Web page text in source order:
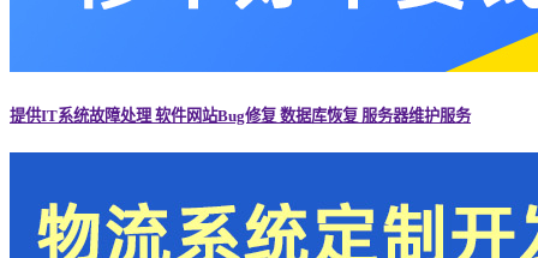
提供IT系统故障处理 软件网站Bug修复 数据库恢复 服务器维护服务